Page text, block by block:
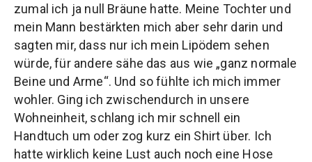
zumal ich ja null Bräune hatte. Meine Tochter und
mein Mann bestärkten mich aber sehr darin und
sagten mir, dass nur ich mein Lipödem sehen
würde, für andere sähe das aus wie „ganz normale
Beine und Arme“. Und so fühlte ich mich immer
wohler. Ging ich zwischendurch in unsere
Wohneinheit, schlang ich mir schnell ein
Handtuch um oder zog kurz ein Shirt über. Ich
hatte wirklich keine Lust auch noch eine Hose